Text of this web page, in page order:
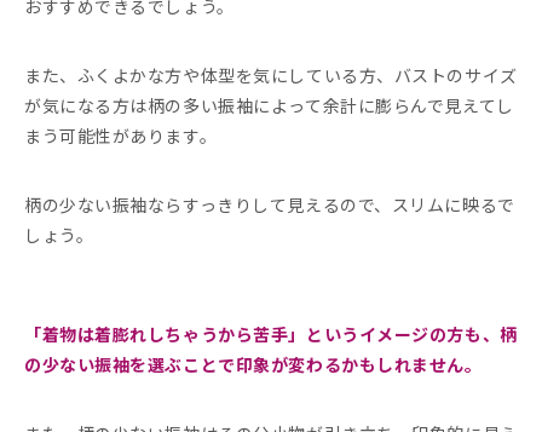
おすすめできるでしょう。
また、ふくよかな方や体型を気にしている方、バストのサイズ
が気になる方は柄の多い振袖によって余計に膨らんで見えてし
まう可能性があります。
柄の少ない振袖ならすっきりして見えるので、スリムに映るで
しょう。
「着物は着膨れしちゃうから苦手」というイメージの方も、柄
の少ない振袖を選ぶことで印象が変わるかもしれません。